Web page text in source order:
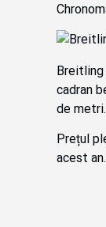
Breitling
cadran
de metri.
Prețul
acest an.